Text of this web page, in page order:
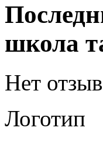
школа
Нет
Логотип